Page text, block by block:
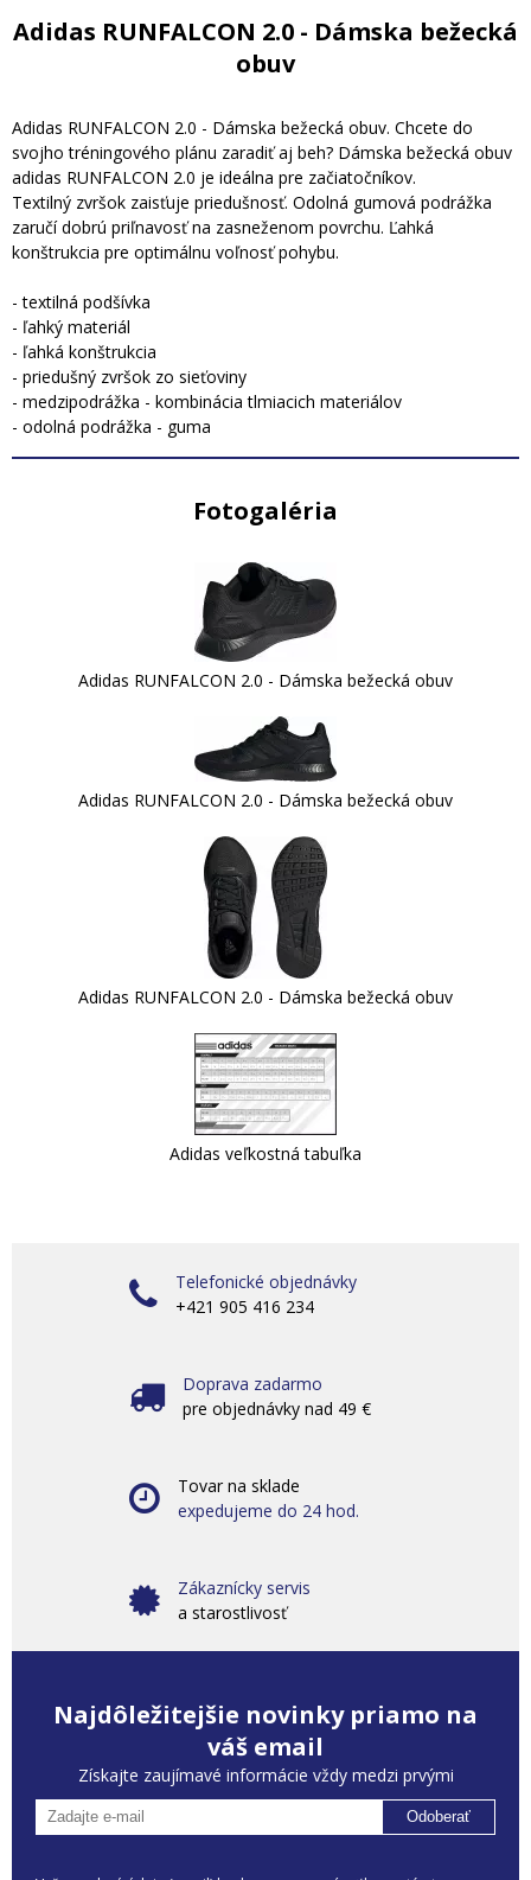
Adidas RUNFALCON 2.0 - Dámska bežecká
obuv
Adidas RUNFALCON 2.0 - Dámska bežecká obuv. Chcete do
svojho tréningového plánu zaradiť aj beh? Dámska bežecká obuv
adidas RUNFALCON 2.0 je ideálna pre začiatočníkov.
Textilný zvršok zaisťuje priedušnosť. Odolná gumová podrážka
zaručí dobrú priľnavosť na zasneženom povrchu. Ľahká
konštrukcia pre optimálnu voľnosť pohybu.
- textilná podšívka
- ľahký materiál
- ľahká konštrukcia
- priedušný zvršok zo sieťoviny
- medzipodrážka - kombinácia tlmiacich materiálov
- odolná podrážka - guma
Fotogaléria
Adidas RUNFALCON 2.0 - Dámska bežecká obuv
Adidas RUNFALCON 2.0 - Dámska bežecká obuv
Adidas RUNFALCON 2.0 - Dámska bežecká obuv
Adidas veľkostná tabuľka
Telefonické objednávky
+421 905 416 234
Doprava zadarmo
pre objednávky nad 49 €
Tovar na sklade
expedujeme do 24 hod.
Zákaznícky servis
a starostlivosť
Najdôležitejšie novinky priamo na
váš email
Získajte zaujímavé informácie vždy medzi prvými
Odoberať